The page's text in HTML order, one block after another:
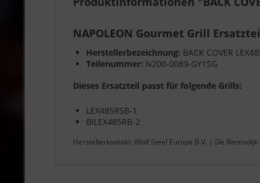
NAPOLEON Gourmet Grill
Herstellerbezeichnung: BACK COVER
Teilenummer: N200-0089-GY1SG
Dieses Ersatzteil passt für folgende Grills:
LEX485RSB-1
BILEX485RB-2
Herstellerkontakt: Wolf Steel Europe B.V. | De